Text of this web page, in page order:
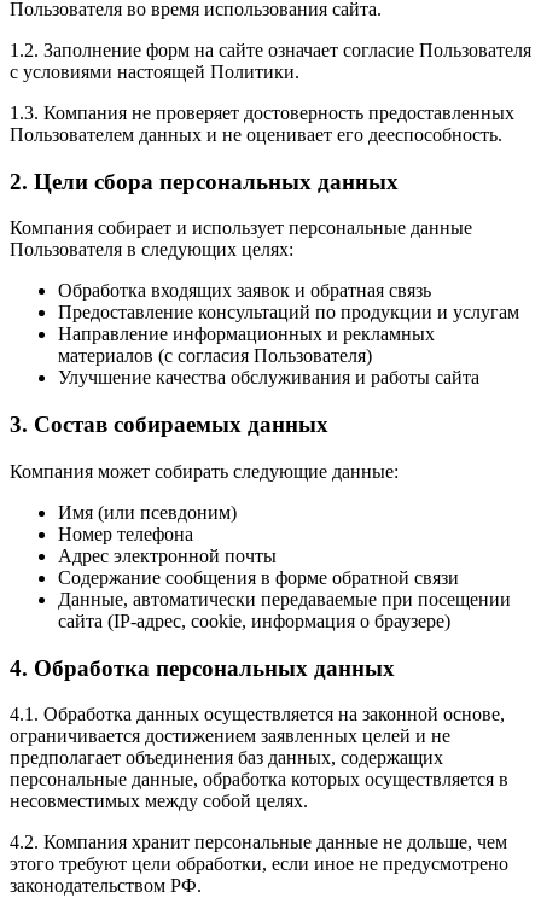
Пользователя во время использования сайта.
1.2. Заполнение форм на сайте означает согласие Пользователя
с условиями настоящей Политики.
1.3. Компания не проверяет достоверность предоставленных
Пользователем данных и не оценивает его дееспособность.
2. Цели сбора персональных данных
Компания собирает и использует персональные данные
Пользователя в следующих целях:
Обработка входящих заявок и обратная связь
Предоставление консультаций по продукции и услугам
Направление информационных и рекламных
материалов (с согласия Пользователя)
Улучшение качества обслуживания и работы сайта
3. Состав собираемых данных
Компания может собирать следующие данные:
Имя (или псевдоним)
Номер телефона
Адрес электронной почты
Содержание сообщения в форме обратной связи
Данные, автоматически передаваемые при посещении
сайта (IP-адрес, cookie, информация о браузере)
4. Обработка персональных данных
4.1. Обработка данных осуществляется на законной основе,
ограничивается достижением заявленных целей и не
предполагает объединения баз данных, содержащих
персональные данные, обработка которых осуществляется в
несовместимых между собой целях.
4.2. Компания хранит персональные данные не дольше, чем
этого требуют цели обработки, если иное не предусмотрено
законодательством РФ.